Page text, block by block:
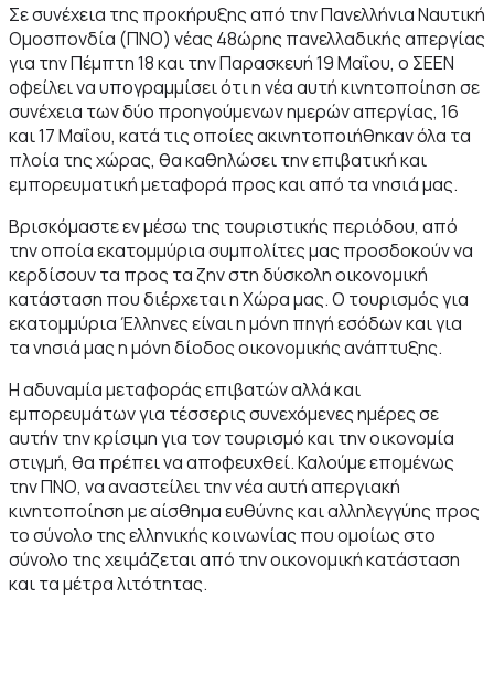
Σε συνέχεια της προκήρυξης από την Πανελλήνια Ναυτική
Ομοσπονδία (ΠΝΟ) νέας 48ώρης πανελλαδικής απεργίας
για την Πέμπτη 18 και την Παρασκευή 19 Μαΐου, ο ΣΕΕΝ
οφείλει να υπογραμμίσει ότι η νέα αυτή κινητοποίηση σε
συνέχεια των δύο προηγούμενων ημερών απεργίας, 16
και 17 Μαΐου, κατά τις οποίες ακινητοποιήθηκαν όλα τα
πλοία της χώρας, θα καθηλώσει την επιβατική και
εμπορευματική μεταφορά προς και από τα νησιά μας.
Βρισκόμαστε εν μέσω της τουριστικής περιόδου, από
την οποία εκατομμύρια συμπολίτες μας προσδοκούν να
κερδίσουν τα προς τα ζην στη δύσκολη οικονομική
κατάσταση που διέρχεται η Χώρα μας. Ο τουρισμός για
εκατομμύρια Έλληνες είναι η μόνη πηγή εσόδων και για
τα νησιά μας η μόνη δίοδος οικονομικής ανάπτυξης.
Η αδυναμία μεταφοράς επιβατών αλλά και
εμπορευμάτων για τέσσερις συνεχόμενες ημέρες σε
αυτήν την κρίσιμη για τον τουρισμό και την οικονομία
στιγμή, θα πρέπει να αποφευχθεί. Καλούμε επομένως
την ΠΝΟ, να αναστείλει την νέα αυτή απεργιακή
κινητοποίηση με αίσθημα ευθύνης και αλληλεγγύης προς
το σύνολο της ελληνικής κοινωνίας που ομοίως στο
σύνολο της χειμάζεται από την οικονομική κατάσταση
και τα μέτρα λιτότητας.